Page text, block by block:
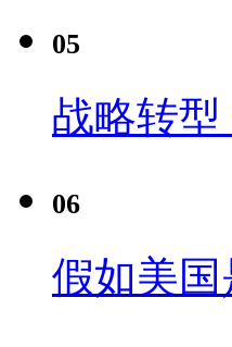
05
战略转
06
假如美